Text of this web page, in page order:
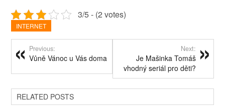
3/5 - (2 votes)
INTERNET
Previous:
Vůně Vánoc u Vás doma
Next:
Je Mašinka Tomáš
vhodný seriál pro děti?
RELATED POSTS